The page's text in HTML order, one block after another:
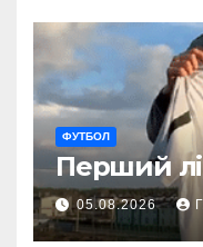
ФУТБОЛ
Перший
05.08.2026